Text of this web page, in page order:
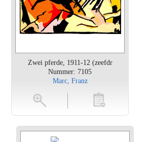
Zwei pferde, 1911-12 (zeefdr
Nummer: 7105
Marc, Franz
toevoegen